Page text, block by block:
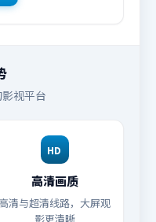
视平台
HD
高清画质
高清与超清线路，大屏观
影更清晰